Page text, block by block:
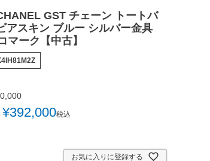
GST チェーン トートバ
アスキン ブルー シルバー金具
マーク【中古】
¥392,000税込
お気に入りに登録する